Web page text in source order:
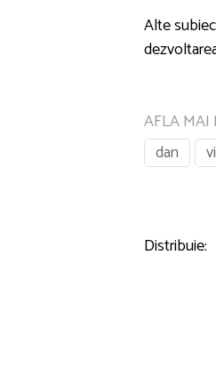
Alte
AFLA MAI
dan
Distribuie: